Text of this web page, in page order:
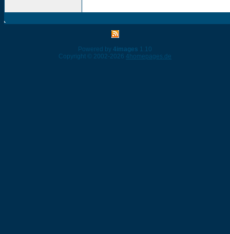
Powered by 4images 1.10
Copyright © 2002-2026 4homepages.de